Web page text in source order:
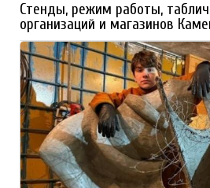
Стенды, режим работы,
организаций и магазинов